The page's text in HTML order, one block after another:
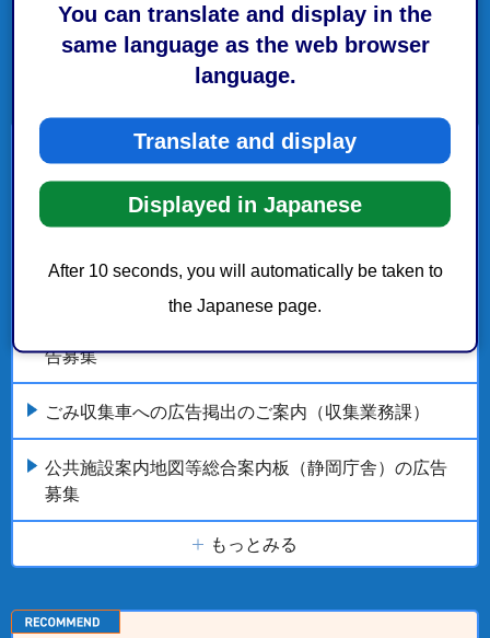
You can translate and display in the
same language as the web browser
language.
Translate and display
Displayed in Japanese
After 10 seconds, you will automatically be taken to
the Japanese page.
静岡市の広告事業(広告主の募集)
静岡庁舎来庁者用地下駐車場パネル広告の広告募集
【広告主募集】令和9年度納税通知書用封筒
告募集
ごみ収集車への広告掲出のご案内（収集業務課）
公共施設案内地図等総合案内板（静岡庁舎）の広告
募集
もっとみる